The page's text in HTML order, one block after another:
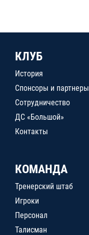
КЛУБ
История
Спонсоры и партнеры
Сотрудничество
ДС «Большой»
Контакты
КОМАНДА
Тренерский штаб
Игроки
Персонал
Талисман